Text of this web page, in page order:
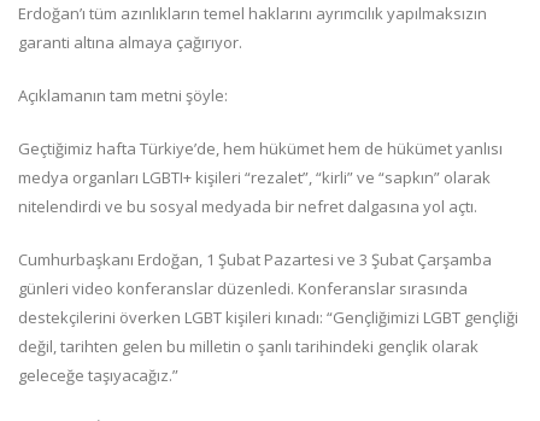
Erdoğan’ı tüm azınlıkların temel haklarını ayrımcılık yapılmaksızın
garanti altına almaya çağırıyor.
Açıklamanın tam metni şöyle:
Geçtiğimiz hafta Türkiye’de, hem hükümet hem de hükümet yanlısı
medya organları LGBTI+ kişileri “rezalet”, “kirli” ve “sapkın” olarak
nitelendirdi ve bu sosyal medyada bir nefret dalgasına yol açtı.
Cumhurbaşkanı Erdoğan, 1 Şubat Pazartesi ve 3 Şubat Çarşamba
günleri video konferanslar düzenledi. Konferanslar sırasında
destekçilerini överken LGBT kişileri kınadı: “Gençliğimizi LGBT gençliği
değil, tarihten gelen bu milletin o şanlı tarihindeki gençlik olarak
geleceğe taşıyacağız.”